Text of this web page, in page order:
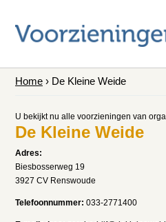
Home › De Kleine Weide
U bekijkt nu alle voorzieningen van
De Kleine Weide
Adres:
Biesbosserweg 19
3927 CV Renswoude
Telefoonnummer: 033-2771400